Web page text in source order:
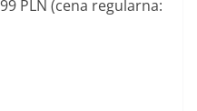
PLN (cena regularna: